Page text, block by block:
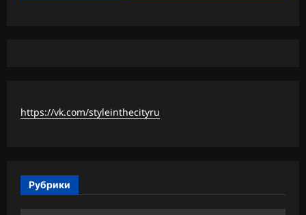
https://vk.com/styleinthecityru
Рубрики